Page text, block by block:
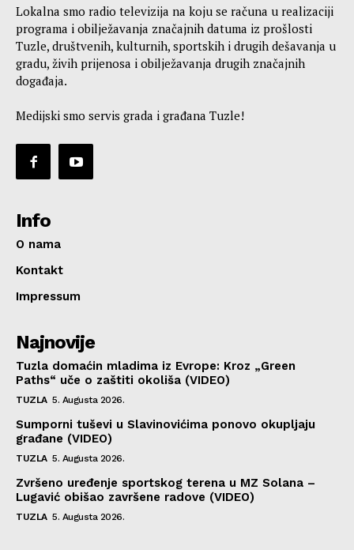
Lokalna smo radio televizija na koju se računa u realizaciji
programa i obilježavanja značajnih datuma iz prošlosti
Tuzle, društvenih, kulturnih, sportskih i drugih dešavanja u
gradu, živih prijenosa i obilježavanja drugih značajnih
događaja.
Medijski smo servis grada i građana Tuzle!
Info
O nama
Kontakt
Impressum
Najnovije
Tuzla domaćin mladima iz Evrope: Kroz „Green
Paths“ uče o zaštiti okoliša (VIDEO)
TUZLA 5. Augusta 2026.
Sumporni tuševi u Slavinovićima ponovo okupljaju
građane (VIDEO)
TUZLA 5. Augusta 2026.
Zvršeno uređenje sportskog terena u MZ Solana –
Lugavić obišao završene radove (VIDEO)
TUZLA 5. Augusta 2026.